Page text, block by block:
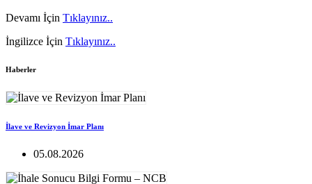
Devamı İçin Tıklayınız..
İngilizce İçin Tıklayınız..
Haberler
İlave ve Revizyon İmar Planı
05.08.2026